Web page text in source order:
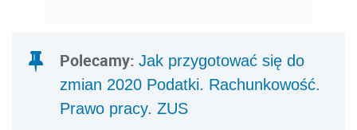
Polecamy: Jak przygotować się do
zmian 2020 Podatki. Rachunkowość.
Prawo pracy. ZUS